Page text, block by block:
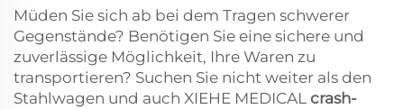
Müden Sie sich ab bei dem Tragen schwerer
Gegenstände? Benötigen Sie eine sichere und
zuverlässige Möglichkeit, Ihre Waren zu
transportieren? Suchen Sie nicht weiter als den
Stahlwagen und auch XIEHE MEDICAL crash-